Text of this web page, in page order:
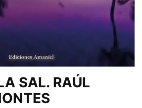
SAL. RAÚL